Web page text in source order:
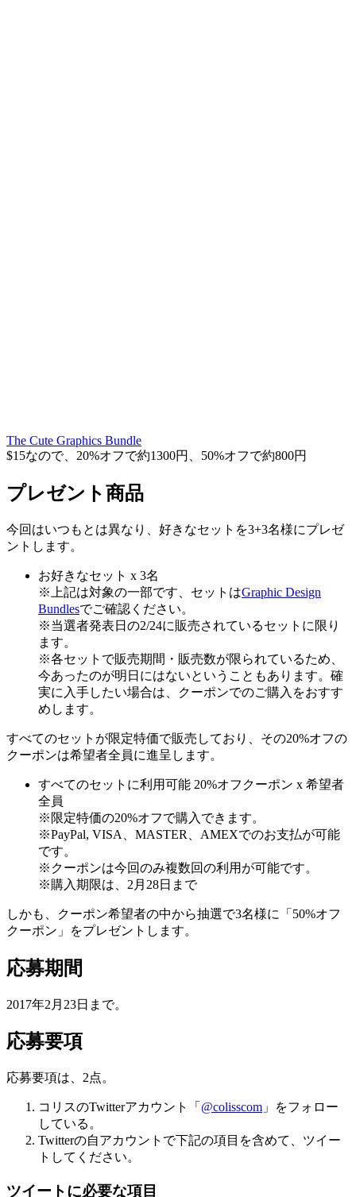
The Cute Graphics Bundle
$15なので、20%オフで約1300円、50%オフで約800円
プレゼント商品
今回はいつもとは異なり、好きなセットを3+3名様にプレゼ
ントします。
お好きなセット x 3名
※上記は対象の一部です、セットはGraphic Design
Bundlesでご確認ください。
※当選者発表日の2/24に販売されているセットに限り
ます。
※各セットで販売期間・販売数が限られているため、
今あったのが明日にはないということもあります。確
実に入手したい場合は、クーポンでのご購入をおすす
めします。
すべてのセットが限定特価で販売しており、その20%オフの
クーポンは希望者全員に進呈します。
すべてのセットに利用可能 20%オフクーポン x 希望者
全員
※限定特価の20%オフで購入できます。
※PayPal, VISA、MASTER、AMEXでのお支払が可能
です。
※クーポンは今回のみ複数回の利用が可能です。
※購入期限は、2月28日まで
しかも、クーポン希望者の中から抽選で3名様に「50%オフ
クーポン」をプレゼント します。
応募期間
2017年2月23日まで。
応募要項
応募要項は、2点。
コリスのTwitterアカウント「 @colisscom 」をフォロー
している。
Twitterの自アカウントで下記の項目を含めて、ツイー
トしてください。
ツイートに必要な項目